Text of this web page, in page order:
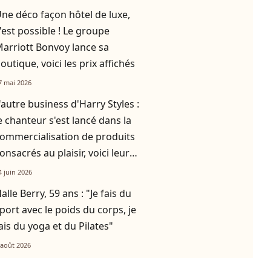
déco façon hôtel de luxe,
possible ! Le groupe
Bonvoy lance sa
voici les prix affichés
mai 2026
business d'Harry Styles :
chanteur s'est lancé dans la
de produits
au plaisir, voici leurs
!
juin 2026
Berry, 59 ans : "Je fais du
avec le poids du corps, je
du yoga et du Pilates"
2026